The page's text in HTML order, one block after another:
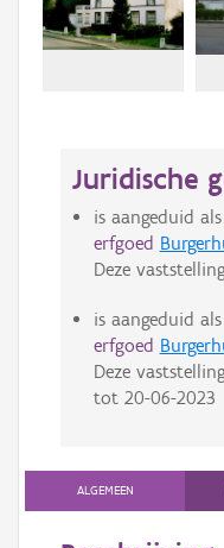
Juridische
is aangeduid als
erfgoed
Deze
is aangeduid als
erfgoed
Deze
tot 20-06-2023
ALGEMEEN